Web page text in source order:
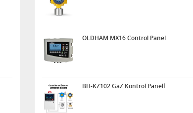
OLDHAM MX16 Control Panel
BH-KZ102 GaZ Kontrol Panelİ